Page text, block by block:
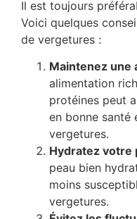
Il est toujours
Voici quelques
de vergetures :
Maintenez une
alimentation
protéines peut
en bonne santé
vergetures.
Hydratez votre
peau bien
moins
vergetures.